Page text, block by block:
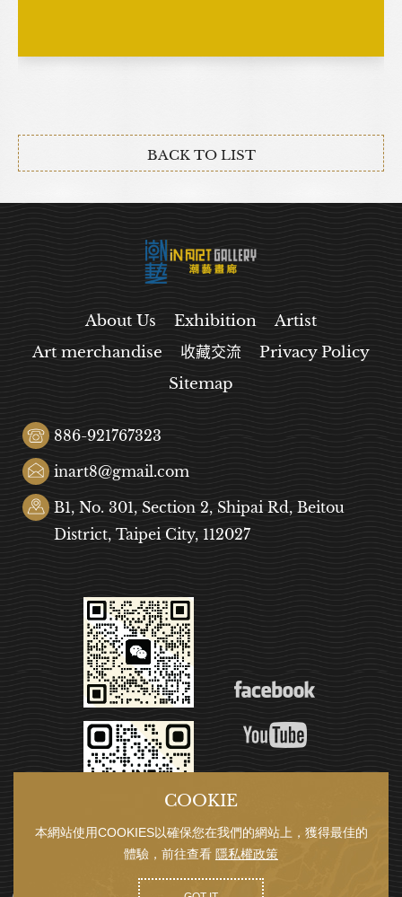
COOKIE
本網站使用COOKIES以確保您在我們的網站上，獲得最佳的
體驗，前往查看 隱私權政策
BACK TO LIST
About Us Exhibition
Artist
Art merchandise
收藏交流
Privacy Policy
Sitemap
886-921767323
inart8@gmail.com
B1, No. 301, Section 2, Shipai Rd, Beitou
District, Taipei City, 112027